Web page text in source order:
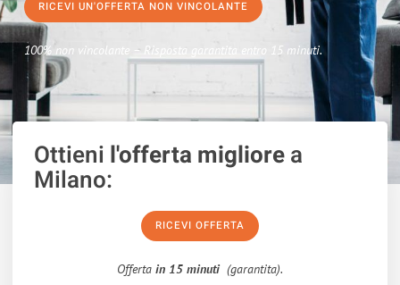
RICEVI UN'OFFERTA NON VINCOLANTE
100% non vincolante – Risposta garantita entro 15 minuti.
Ottieni l'offerta migliorea
Milano:
RICEVI OFFERTA
Offerta in 15 minuti (garantita).